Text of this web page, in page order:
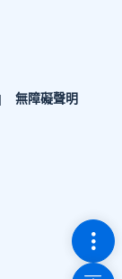
切
回到
無障礙聲明